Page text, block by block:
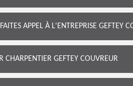
APPEL À L'ENTREPRISE GEFTEY
CHARPENTIER GEFTEY COUVREUR